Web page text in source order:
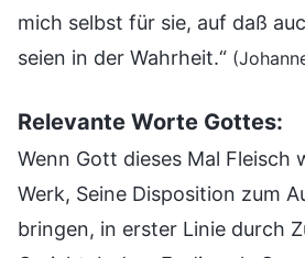
mich selbst für sie, auf daß
seien in der Wahrheit.“
Relevante Worte Gottes:
Wenn Gott dieses Mal Fleisch
Werk, Seine Disposition zum
bringen, in erster Linie durch